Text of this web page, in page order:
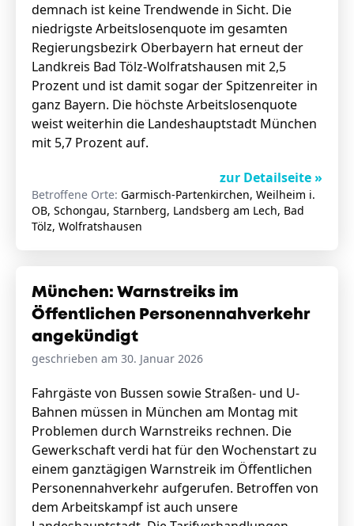
demnach ist keine Trendwende in Sicht. Die
niedrigste Arbeitslosenquote im gesamten
Regierungsbezirk Oberbayern hat erneut der
Landkreis Bad Tölz-Wolfratshausen mit 2,5
Prozent und ist damit sogar der Spitzenreiter in
ganz Bayern. Die höchste Arbeitslosenquote
weist weiterhin die Landeshauptstadt München
mit 5,7 Prozent auf.
zur Detailseite »
Betroffene Orte: Garmisch-Partenkirchen, Weilheim i.
OB, Schongau, Starnberg, Landsberg am Lech, Bad
Tölz, Wolfratshausen
München: Warnstreiks im
Öffentlichen Personennahverkehr
angekündigt
geschrieben am 30. Januar 2026
Fahrgäste von Bussen sowie Straßen- und U-
Bahnen müssen in München am Montag mit
Problemen durch Warnstreiks rechnen. Die
Gewerkschaft verdi hat für den Wochenstart zu
einem ganztägigen Warnstreik im Öffentlichen
Personennahverkehr aufgerufen. Betroffen von
dem Arbeitskampf ist auch unsere